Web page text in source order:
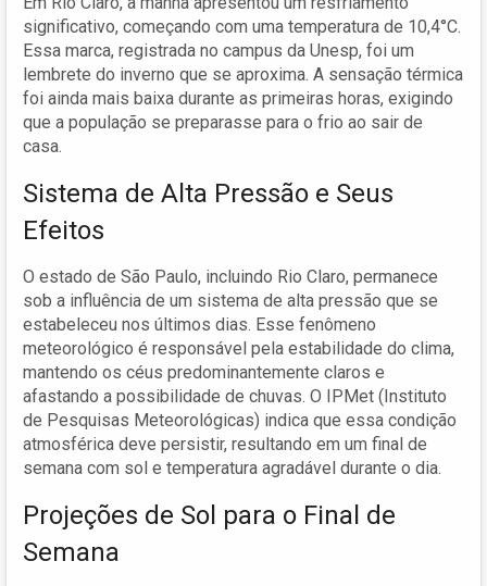
significativo, começando com uma temperatura de 10,4°C.
Essa marca, registrada no campus da Unesp, foi um
lembrete do inverno que se aproxima. A sensação térmica
foi ainda mais baixa durante as primeiras horas, exigindo
que a população se preparasse para o frio ao sair de
casa.
Sistema de Alta Pressão e Seus
Efeitos
O estado de São Paulo, incluindo Rio Claro, permanece
sob a influência de um sistema de alta pressão que se
estabeleceu nos últimos dias. Esse fenômeno
meteorológico é responsável pela estabilidade do clima,
mantendo os céus predominantemente claros e
afastando a possibilidade de chuvas. O IPMet (Instituto
de Pesquisas Meteorológicas) indica que essa condição
atmosférica deve persistir, resultando em um final de
semana com sol e temperatura agradável durante o dia.
Projeções de Sol para o Final de
Semana